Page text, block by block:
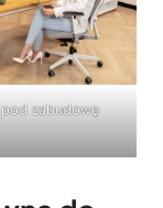
zabudowę